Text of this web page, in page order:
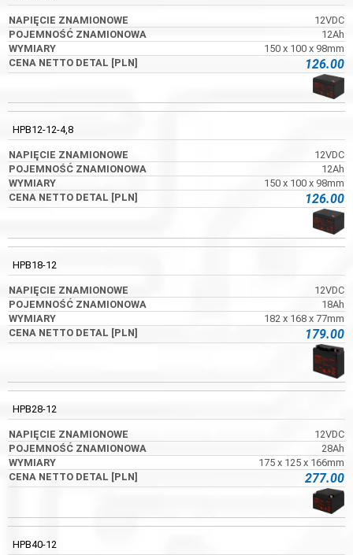
12VDC
12Ah
150 x 100 x 98mm
126.00
HPB12-12-4,8
12VDC
12Ah
150 x 100 x 98mm
126.00
HPB18-12
12VDC
18Ah
182 x 168 x 77mm
179.00
HPB28-12
12VDC
28Ah
175 x 125 x 166mm
277.00
HPB40-12